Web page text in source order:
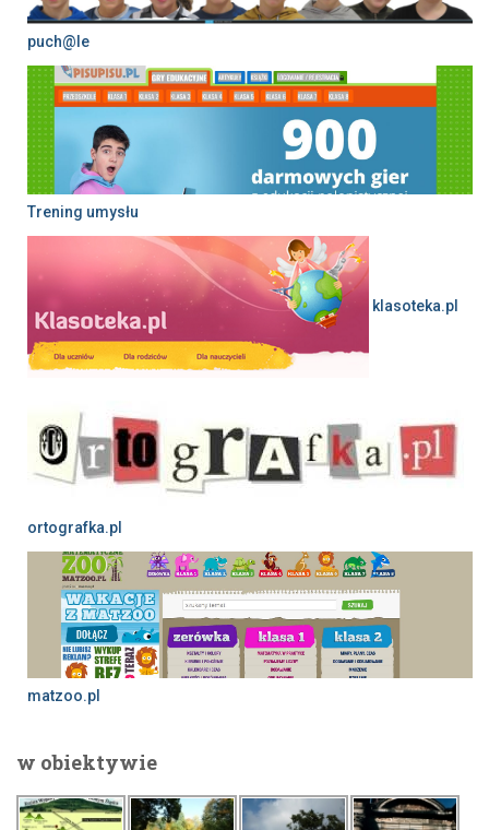
puch@le
Trening umysłu
klasoteka.pl
ortografka.pl
matzoo.pl
w obiektywie